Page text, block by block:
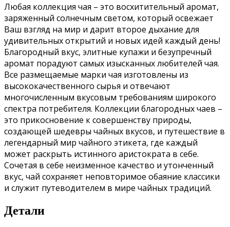
Любая коллекция чая – это восхитительный аромат,
заряженный солнечным светом, который освежает
Ваш взгляд на мир и дарит второе дыхание для
удивительных открытий и новых идей каждый день!
Благородный вкус, элитные купажи и безупречный
аромат порадуют самых изысканных любителей чая.
Все размещаемые марки чая изготовлены из
высококачественного сырья и отвечают
многочисленным вкусовым требованиям широкого
спектра потребителя. Коллекции благородных чаев –
это прикосновение к совершенству природы,
создающей шедевры чайных вкусов, и путешествие в
легендарный мир чайного этикета, где каждый
может раскрыть истинного аристократа в себе.
Сочетая в себе неизменное качество и утонченный
вкус, чай сохраняет неповторимое обаяние классики
и служит путеводителем в мире чайных традиций.
Детали